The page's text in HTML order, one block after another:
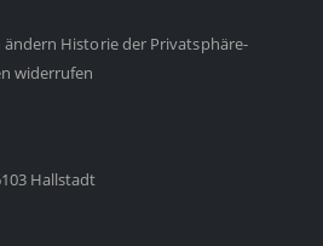
ändern Historie der Privatsphäre-
widerrufen
Hallstadt